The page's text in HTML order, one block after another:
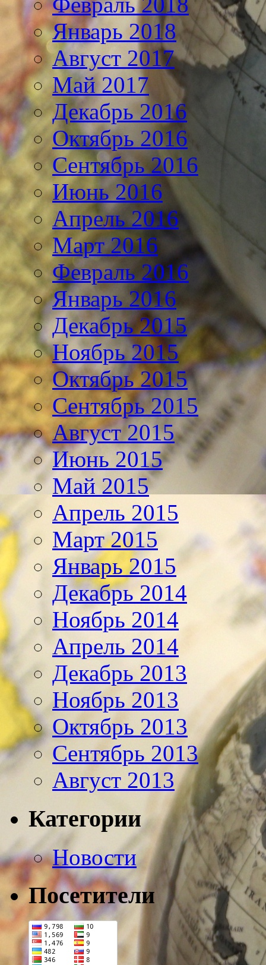
Январь 2018
Август 2017
Май 2017
Декабрь 2016
Октябрь 2016
Сентябрь 2016
Июнь 2016
Апрель 2016
Март 2016
Февраль 2016
Январь 2016
Декабрь 2015
Ноябрь 2015
Октябрь 2015
Сентябрь 2015
Август 2015
Июнь 2015
Май 2015
Апрель 2015
Март 2015
Январь 2015
Декабрь 2014
Ноябрь 2014
Апрель 2014
Декабрь 2013
Ноябрь 2013
Октябрь 2013
Сентябрь 2013
Август 2013
Категории
Новости
Посетители